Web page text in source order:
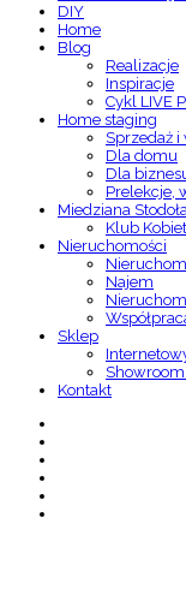
Home
Blog
Realizacje
Inspiracje
Cykl LIVE
Home staging
Sprzedaż
Dla domu
Dla
Prelekcje,
Miedziana Stodoła
Klub Kobiet
Nieruchomości
Najem
Sklep
Showroom
Kontakt